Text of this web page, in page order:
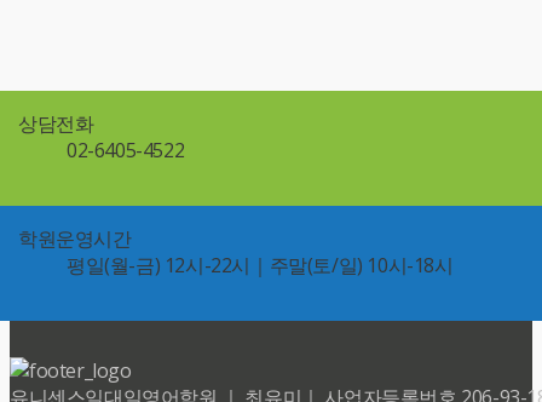
상담전화
02-6405-4522
학원운영시간
평일(월-금) 12시-22시｜주말(토/일) 10시-18시